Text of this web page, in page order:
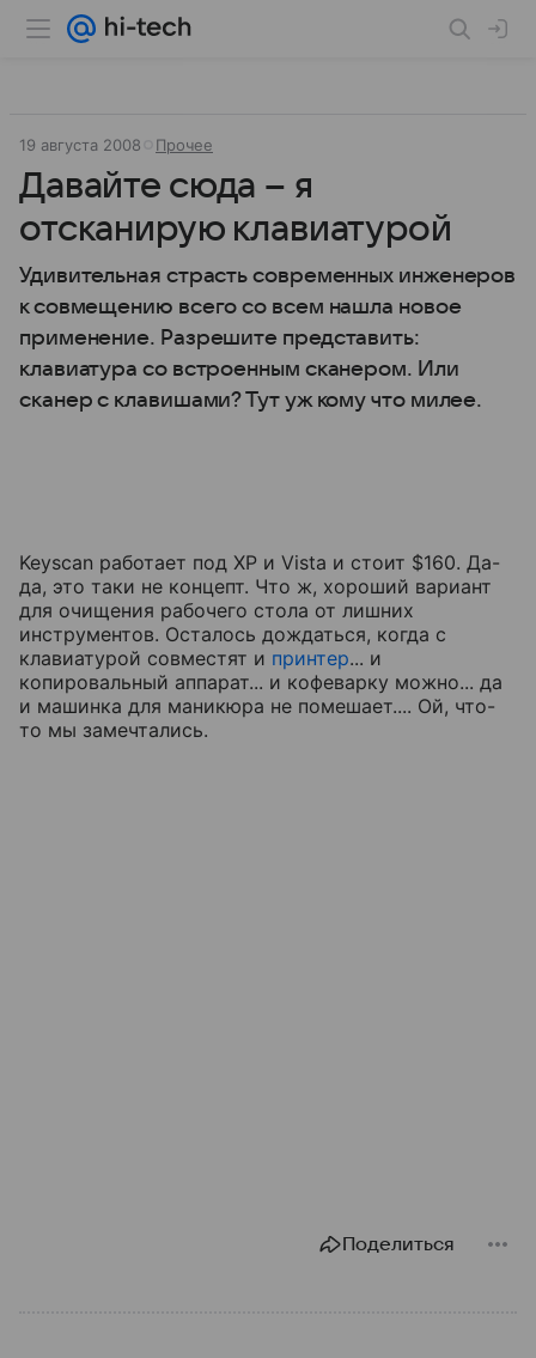
19 августа 2008 Прочее
Давайте сюда – я
отсканирую клавиатурой
Удивительная страсть современных инженеров
к совмещению всего со всем нашла новое
применение. Разрешите представить:
клавиатура со встроенным сканером. Или
сканер с клавишами? Тут уж кому что милее.
Keyscan работает под XP и Vista и стоит $160. Да-
да, это таки не концепт. Что ж, хороший вариант
для очищения рабочего стола от лишних
инструментов. Осталось дождаться, когда с
клавиатурой совместят и принтер... и
копировальный аппарат... и кофеварку можно... да
и машинка для маникюра не помешает.... Ой, что-
то мы замечтались.
Поделиться